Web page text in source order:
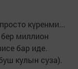
күренми...
миллион
бар иде.
кулын суза).